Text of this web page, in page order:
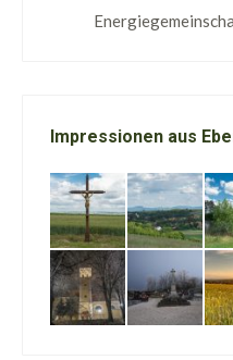
Impressionen aus